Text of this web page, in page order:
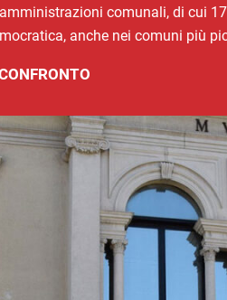
comunali, di cui
anche nei comuni più